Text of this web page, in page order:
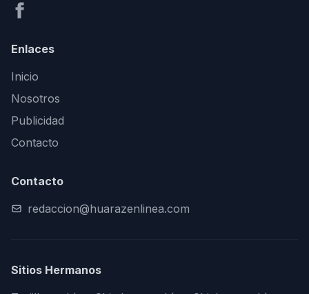
Enlaces
Inicio
Nosotros
Publicidad
Contacto
Contacto
redaccion@huarazenlinea.com
Sitios Hermanos